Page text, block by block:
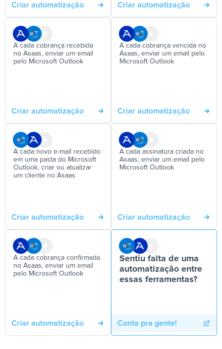
Criar automatização Criar automatização
A cada cobrança recebida
no Asaas, enviar um email
pelo Microsoft Outlook
Criar automatização
A cada cobrança vencida no
Asaas, enviar um email pelo
Microsoft Outlook
Criar automatização
A cada novo e-mail recebido
em uma pasta do Microsoft
Outlook, criar ou atualizar
um cliente no Asaas
Criar automatização
A cada assinatura criada no
Asaas, enviar um email pelo
Microsoft Outlook
Criar automatização
A cada cobrança confirmada
no Asaas, enviar um email
pelo Microsoft Outlook
Criar automatização
Sentiu falta de uma
automatização entre
essas ferramentas?
Conta pra gente!